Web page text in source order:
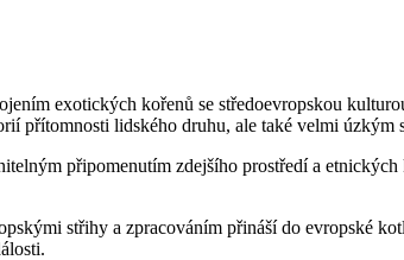
exotických kořenů se středoevropskou
přítomnosti lidského druhu, ale také velmi
připomenutím zdejšího prostředí a
střihy a zpracováním přináší do evropské